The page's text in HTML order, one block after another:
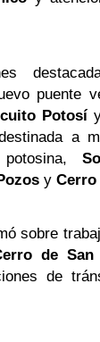
puente
Potosí
a
y Cerro
sobre
de San
de